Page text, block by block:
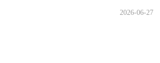
2026-06-27